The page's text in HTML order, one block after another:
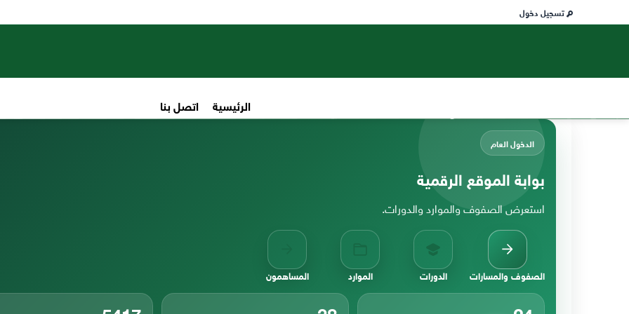
تسجيل دخول
الرئيسية اتصل بنا
الدخول العام
بوابة الموقع الرقمية
استعرض الصفوف والموارد والدورات.
الصفوف والمسارات الدورات الموارد المساهمون